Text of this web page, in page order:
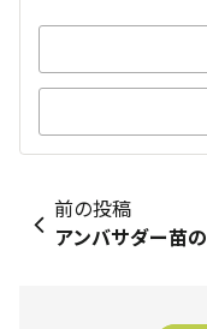
前の投稿